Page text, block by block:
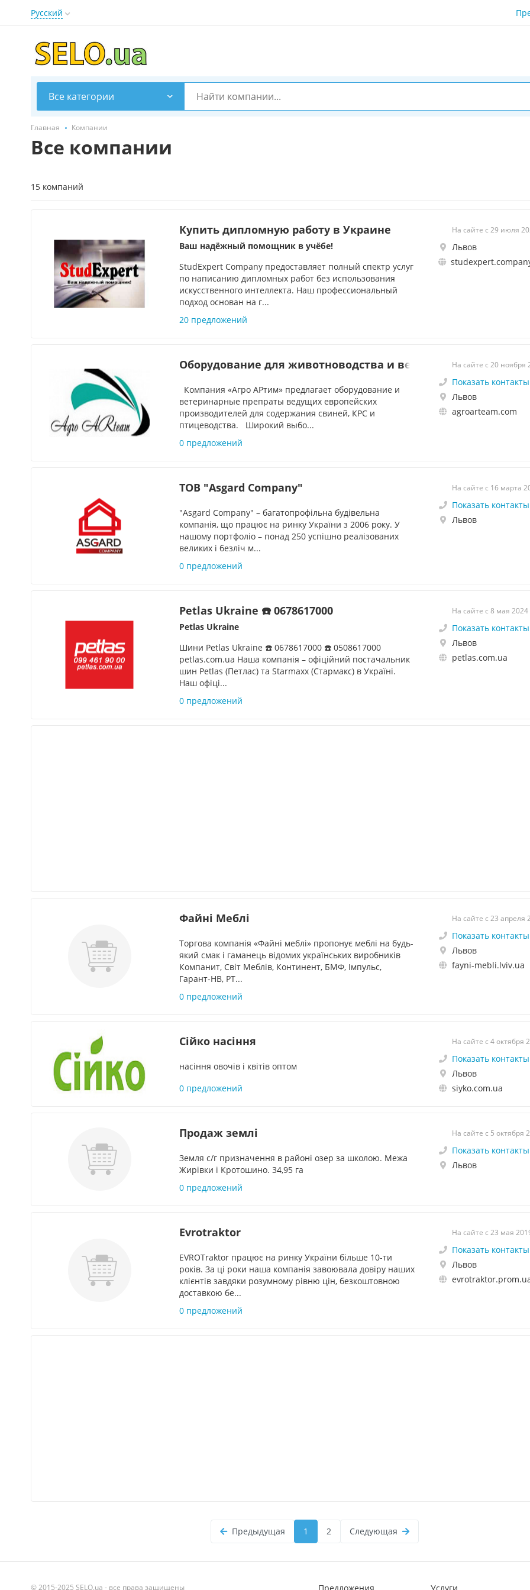
Русский
Все категории
Главная Компании
Все компании
15 компаний
Купить дипломную работу в Украине
Ваш надёжный помощник в учёбе!
StudExpert Company предоставляет полный спектр услуг
по написанию дипломных работ без использования
искусственного интеллекта. Наш профессиональный
подход основан на г...
20 предложений
На сайте с 29 июля
Львов
Оборудование для животноводства и ветеринарии
Компания «Агро АРтим» предлагает оборудование и
ветеринарные препраты ведущих европейских
производителей для содержания свиней, КРС и
птицеводства. Широкий выбо...
0 предложений
На сайте с 20 ноября
Показать контакты
Львов
agroarteam.com
ТОВ "Asgard Company"
"Asgard Company" – багатопрофільна будівельна
компанія, що працює на ринку України з 2006 року. У
нашому портфоліо – понад 250 успішно реалізованих
великих і безліч м...
0 предложений
На сайте с 16 марта
Показать контакты
Львов
Petlas Ukraine ☎️ 0678617000
Petlas Ukraine
Шини Petlas Ukraine ☎️ 0678617000 ☎️ 0508617000
petlas.com.ua Наша компанія – офіційний постачальник
шин Petlas (Петлас) та Starmaxx (Стармакс) в Україні.
Наш офіці...
0 предложений
На сайте с 8 мая 2024
Показать контакты
Львов
petlas.com.ua
Файні Меблі
Торгова компанія «Файні меблі» пропонує меблі на будь-
який смак і гаманець відомих українських виробників
Компанит, Світ Меблів, Континент, БМФ, Імпульс,
Гарант-НВ, РТ...
0 предложений
На сайте с 23 апреля
Показать контакты
Львов
fayni-mebli.lviv.ua
Сійко насіння
насіння овочів і квітів оптом
0 предложений
На сайте с 4 октября
Показать контакты
Львов
siyko.com.ua
Продаж землі
Земля с/г призначення в районі озер за школою. Межа
Жирівки і Кротошино. 34,95 га
0 предложений
На сайте с 5 октября
Показать контакты
Львов
Evrotraktor
EVROTraktor працює на ринку України більше 10-ти
років. За ці роки наша компанія завоювала довіру наших
клієнтів завдяки розумному рівню цін, безкоштовною
доставкою бе...
0 предложений
На сайте с 23 мая
Показать контакты
Львов
Предыдущая 1 2 Следующая
© 2015-2025 SELO.ua - все права защищены